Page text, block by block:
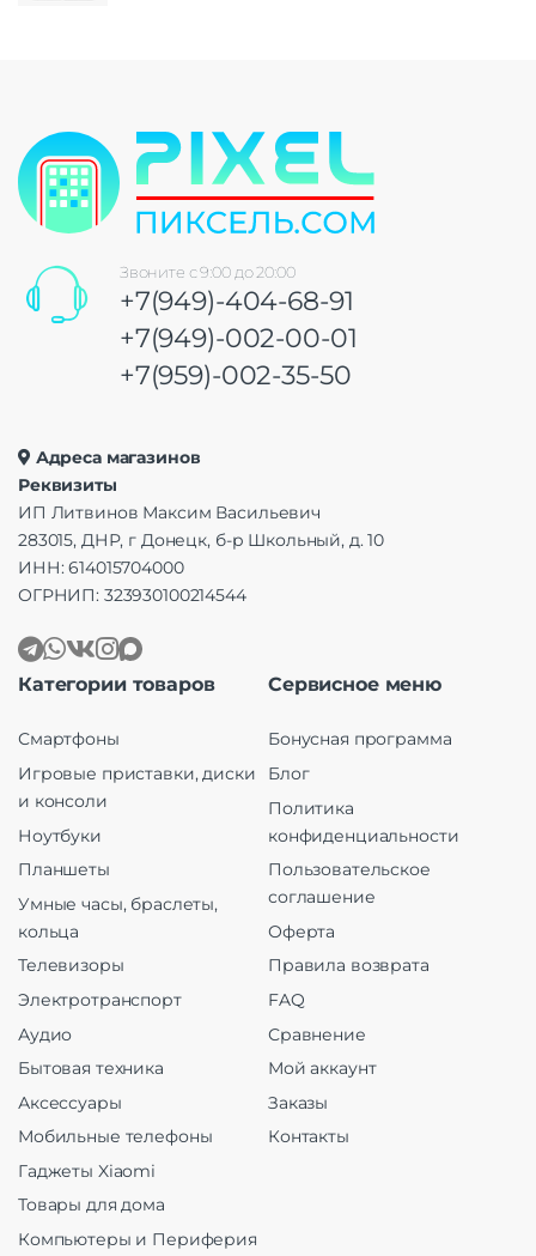
Звоните с 9:00 до 20:00
+7(949)-404-68-91
+7(949)-002-00-01
+7(959)-002-35-50
Адреса магазинов
Реквизиты
ИП Литвинов Максим Васильевич
283015, ДНР, г Донецк, б-р Школьный, д. 10
ИНН: 614015704000
ОГРНИП: 323930100214544
Категории товаров
Смартфоны
Игровые приставки, диски
и консоли
Ноутбуки
Планшеты
Умные часы, браслеты,
кольца
Телевизоры
Электротранспорт
Аудио
Бытовая техника
Аксессуары
Мобильные телефоны
Гаджеты Xiaomi
Товары для дома
Компьютеры и Периферия
Сервисное меню
Бонусная программа
Блог
Политика
конфиденциальности
Пользовательское
соглашение
Оферта
Правила возврата
FAQ
Сравнение
Мой аккаунт
Заказы
Контакты